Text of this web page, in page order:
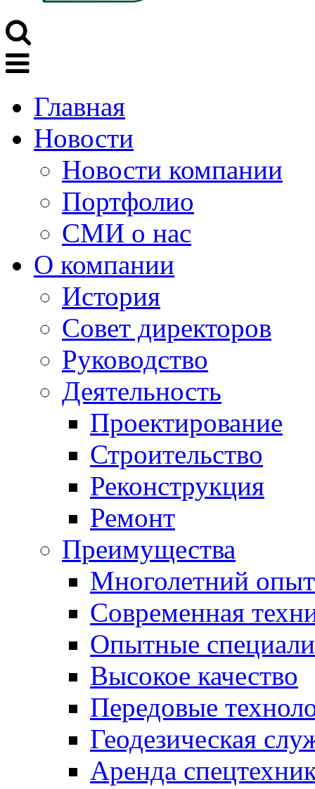
Главная
Новости
Новости компании
Портфолио
СМИ о нас
О компании
История
Совет директоров
Руководство
Деятельность
Проектирование
Строительство
Реконструкция
Ремонт
Преимущества
Многолетний опыт
Современная
Опытные
Высокое качество
Передовые
Геодезическая
Аренда